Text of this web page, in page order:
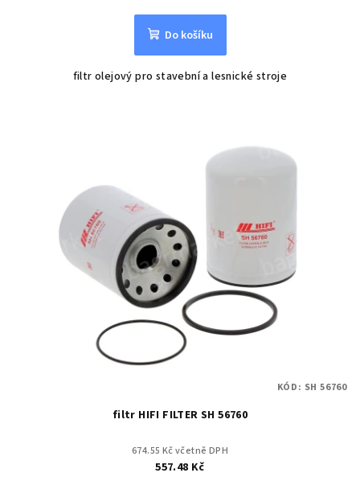
Do košíku
filtr olejový pro stavební a lesnické stroje
filtr HIFI FILTER SH 56760
674.55 Kč včetně DPH
557.48 Kč
KÓD: SH 56760